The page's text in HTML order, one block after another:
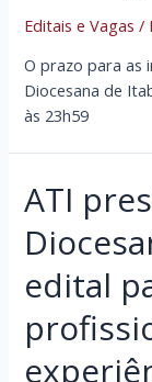
Editais e Vagas /
O prazo para as
Diocesana de
às 23h59
ATI
edital